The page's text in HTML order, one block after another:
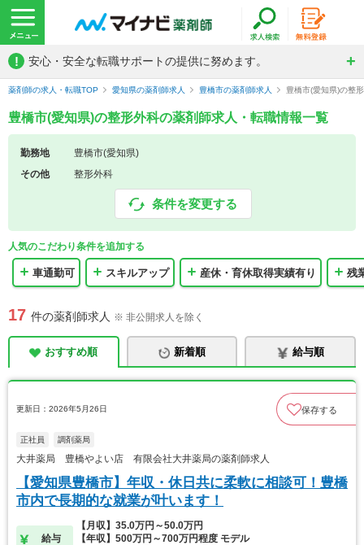
! 安心・安全な転職サポートの提供に努めます。
薬剤師の求人・転職TOP 愛知県の薬剤師求人 豊橋市の薬剤師求人 豊橋市(愛知県)の整
豊橋市(愛知県)の整形外科の薬剤師求人・転職情報一覧
勤務地
豊橋市(愛知県)
その他
整形外科
条件を変更する
人気のこだわり条件を追加する
車通勤可 スキルアップ 産休・育休取得実績有り 残
17 件の薬剤師求人 ※ 非公開求人を除く
おすすめ順 新着順 給与順
更新日：2026年5月26日 保存する
正社員 調剤薬局
大井薬局 豊橋やよい店 有限会社大井薬局の薬剤師求人
【愛知県豊橋市】年収・休日共に柔軟に相談可！豊橋
市内で長期的な就業が叶います！
給与
【月収】35.0万円～50.0万円
【年収】500万円～700万円程度 モデル